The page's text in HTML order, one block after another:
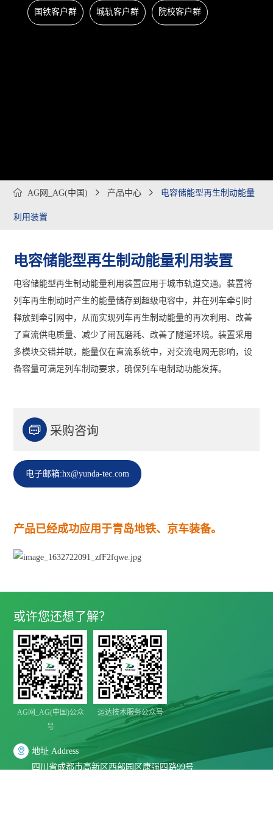
国铁客户群 城轨客户群 院校客户群
 AG网_AG(中国)  产品中心  电容储能型再生制动能量
利用装置
电容储能型再生制动能量利用装置
电容储能型再生制动能量利用装置应用于城市轨道交通。装置将
列车再生制动时产生的能量储存到超级电容中，并在列车牵引时
释放到牵引网中，从而实现列车再生制动能量的再次利用、改善
了直流供电质量、减少了闸瓦磨耗、改善了隧道环境。装置采用
多模块交错并联，能量仅在直流系统中，对交流电网无影响，设
备容量可满足列车制动要求，确保列车电制动功能发挥。
 采购咨询
电子邮箱:hx@yunda-tec.com
产品已经成功应用于青岛地铁、京车装备。
或许您还想了解？
AG网_AG(中国)公众
号
运达技术服务公众号

地址 Address
四川省成都市高新区西部园区康强四路99号